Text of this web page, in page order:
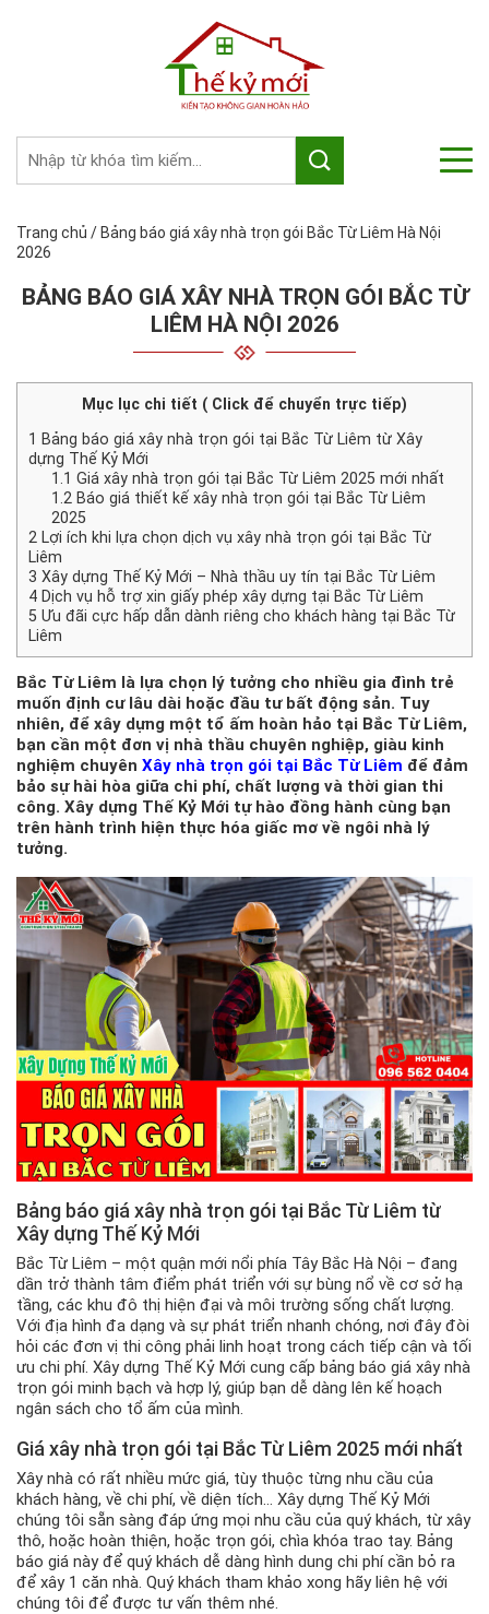
Trang chủ / Bảng báo giá xây nhà trọn gói Bắc Từ Liêm Hà Nội
2026
BẢNG BÁO GIÁ XÂY NHÀ TRỌN GÓI BẮC TỪ
LIÊM HÀ NỘI 2026
Mục lục chi tiết ( Click để chuyển trực tiếp)
1 Bảng báo giá xây nhà trọn gói tại Bắc Từ Liêm từ Xây
dựng Thế Kỷ Mới
1.1 Giá xây nhà trọn gói tại Bắc Từ Liêm 2025 mới nhất
1.2 Báo giá thiết kế xây nhà trọn gói tại Bắc Từ Liêm
2025
2 Lợi ích khi lựa chọn dịch vụ xây nhà trọn gói tại Bắc Từ
Liêm
3 Xây dựng Thế Kỷ Mới – Nhà thầu uy tín tại Bắc Từ Liêm
4 Dịch vụ hỗ trợ xin giấy phép xây dựng tại Bắc Từ Liêm
5 Ưu đãi cực hấp dẫn dành riêng cho khách hàng tại Bắc Từ
Liêm
Bắc Từ Liêm là lựa chọn lý tưởng cho nhiều gia đình trẻ
muốn định cư lâu dài hoặc đầu tư bất động sản. Tuy
nhiên, để xây dựng một tổ ấm hoàn hảo tại Bắc Từ Liêm,
bạn cần một đơn vị nhà thầu chuyên nghiệp, giàu kinh
nghiệm chuyên Xây nhà trọn gói tại Bắc Từ Liêm để đảm
bảo sự hài hòa giữa chi phí, chất lượng và thời gian thi
công. Xây dựng Thế Kỷ Mới tự hào đồng hành cùng bạn
trên hành trình hiện thực hóa giấc mơ về ngôi nhà lý
tưởng.
Bảng báo giá xây nhà trọn gói tại Bắc Từ Liêm từ
Xây dựng Thế Kỷ Mới
Bắc Từ Liêm – một quận mới nổi phía Tây Bắc Hà Nội – đang
dần trở thành tâm điểm phát triển với sự bùng nổ về cơ sở hạ
tầng, các khu đô thị hiện đại và môi trường sống chất lượng.
Với địa hình đa dạng và sự phát triển nhanh chóng, nơi đây đòi
hỏi các đơn vị thi công phải linh hoạt trong cách tiếp cận và tối
ưu chi phí. Xây dựng Thế Kỷ Mới cung cấp bảng báo giá xây nhà
trọn gói minh bạch và hợp lý, giúp bạn dễ dàng lên kế hoạch
ngân sách cho tổ ấm của mình.
Giá xây nhà trọn gói tại Bắc Từ Liêm 2025 mới nhất
Xây nhà có rất nhiều mức giá, tùy thuộc từng nhu cầu của
khách hàng, về chi phí, về diện tích… Xây dựng Thế Kỷ Mới
chúng tôi sẵn sàng đáp ứng mọi nhu cầu của quý khách, từ xây
thô, hoặc hoàn thiện, hoặc trọn gói, chìa khóa trao tay. Bảng
báo giá này để quý khách dễ dàng hình dung chi phí cần bỏ ra
để xây 1 căn nhà. Quý khách tham khảo xong hãy liên hệ với
chúng tôi để được tư vấn thêm nhé.